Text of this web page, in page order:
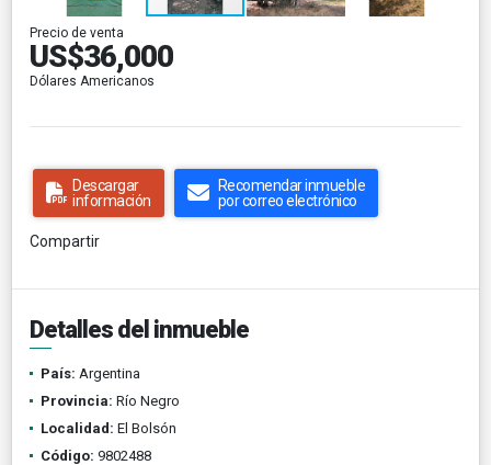
Precio de venta
US$36,000
Dólares Americanos
Descargar
información
Recomendar inmueble
por correo electrónico
Compartir
Detalles del inmueble
País: Argentina
Provincia: Río Negro
Localidad: El Bolsón
Código: 9802488